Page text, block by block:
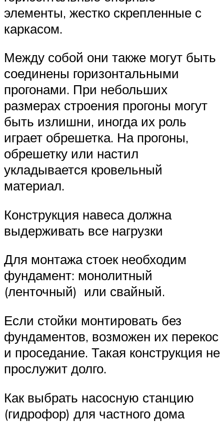
элементы, жестко скрепленные с
каркасом.
Между собой они также могут быть
соединены горизонтальными
прогонами. При небольших
размерах строения прогоны могут
быть излишни, иногда их роль
играет обрешетка. На прогоны,
обрешетку или настил
укладывается кровельный
материал.
Конструкция навеса должна
выдерживать все нагрузки
Для монтажа стоек необходим
фундамент: монолитный
(ленточный) или свайный.
Если стойки монтировать без
фундаментов, возможен их перекос
и проседание. Такая конструкция не
прослужит долго.
Как выбрать насосную станцию
(гидрофор) для частного дома